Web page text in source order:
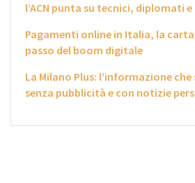
l’ACN punta su tecnici, diplomati
Pagamenti online in Italia, la
passo del boom digitale
La Milano Plus: l’informazione
senza pubblicità e con notizie